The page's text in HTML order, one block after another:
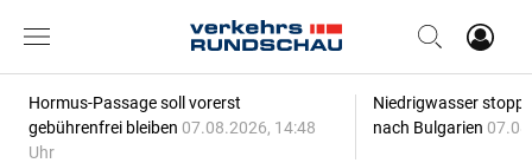
Hormus-Passage soll vorerst
gebührenfrei bleiben 07.08.2026, 14:48
Uhr
Niedrigwasser
nach Bulgarien